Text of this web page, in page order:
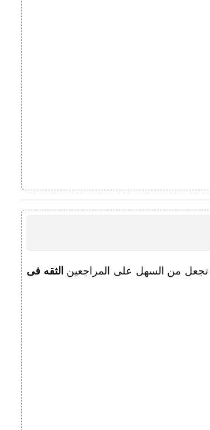
تجعل من السهل على المراجعین الثقه فی